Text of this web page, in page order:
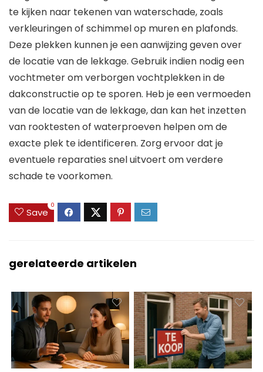
te kijken naar tekenen van waterschade, zoals
verkleuringen of schimmel op muren en plafonds.
Deze plekken kunnen je een aanwijzing geven over
de locatie van de lekkage. Gebruik indien nodig een
vochtmeter om verborgen vochtplekken in de
dakconstructie op te sporen. Heb je een vermoeden
van de locatie van de lekkage, dan kan het inzetten
van rooktesten of waterproeven helpen om de
exacte plek te identificeren. Zorg ervoor dat je
eventuele reparaties snel uitvoert om verdere
schade te voorkomen.
Save
0
gerelateerde artikelen